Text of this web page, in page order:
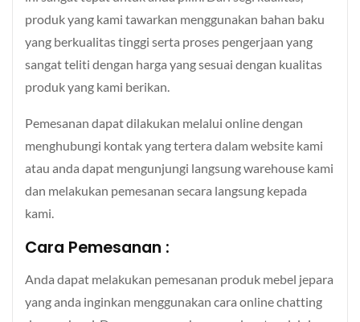
produk yang kami tawarkan menggunakan bahan baku
yang berkualitas tinggi serta proses pengerjaan yang
sangat teliti dengan harga yang sesuai dengan kualitas
produk yang kami berikan.
Pemesanan dapat dilakukan melalui online dengan
menghubungi kontak yang tertera dalam website kami
atau anda dapat mengunjungi langsung warehouse kami
dan melakukan pemesanan secara langsung kepada
kami.
Cara Pemesanan :
Anda dapat melakukan pemesanan produk mebel jepara
yang anda inginkan menggunakan cara online chatting